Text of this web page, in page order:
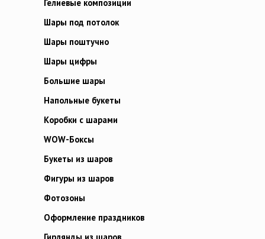
Гелиевые композиции
Шары под потолок
Шары поштучно
Шары цифры
Большие шары
Напольные букеты
Коробки с шарами
WOW-Боксы
Букеты из шаров
Фигуры из шаров
Фотозоны
Оформление праздников